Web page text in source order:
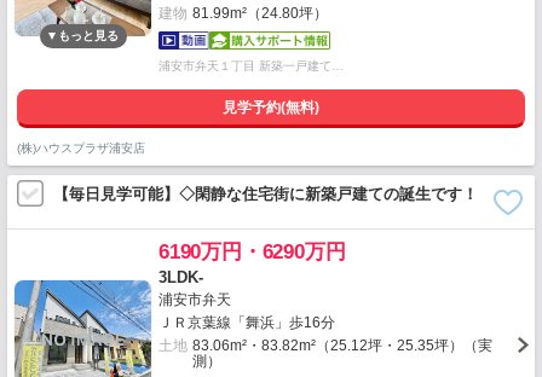
建物 81.99m²（24.80坪）
浦安市弁天１丁目 新築一戸建て…
見学予約(無料)
(株)ハウスプラザ浦安店
【毎日見学可能】◇閑静な住宅街に新築戸建ての誕生です！
6190万円・6290万円
3LDK-
浦安市弁天
ＪＲ京葉線「舞浜」歩16分
土地 83.06m²・83.82m²（25.12坪・25.35坪）（実
測）